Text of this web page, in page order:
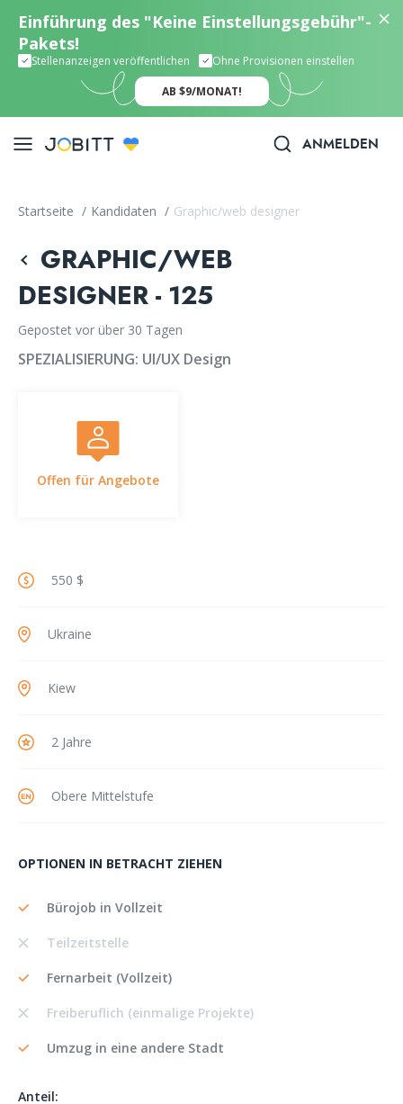
Einführung des "Keine Einstellungsgebühr"-
Pakets!
Stellenanzeigen veröffentlichen Ohne Provisionen einstellen
AB $9/MONAT!
ANMELDEN
Startseite / Kandidaten / Graphic/web designer
GRAPHIC/WEB
DESIGNER - 125
Gepostet vor über 30 Tagen
SPEZIALISIERUNG: UI/UX Design
Offen für Angebote
550 $
Ukraine
Kiew
2 Jahre
Obere Mittelstufe
OPTIONEN IN BETRACHT ZIEHEN
Bürojob in Vollzeit
Teilzeitstelle
Fernarbeit (Vollzeit)
Freiberuflich (einmalige Projekte)
Umzug in eine andere Stadt
Anteil: